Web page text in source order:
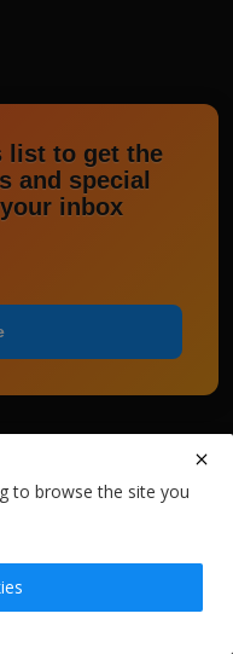
list to get the
and special
inbox
to browse the site you